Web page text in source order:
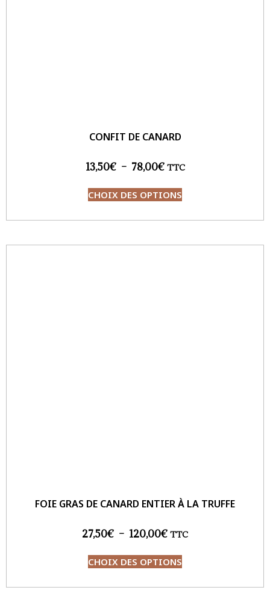
CONFIT DE CANARD
13,50€ – 78,00€ TTC
CHOIX DES OPTIONS
FOIE GRAS DE CANARD ENTIER À LA TRUFFE
27,50€ – 120,00€ TTC
CHOIX DES OPTIONS